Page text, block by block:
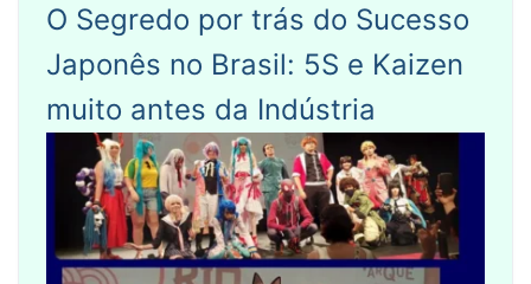
O Segredo por trás do Sucesso
Japonês no Brasil: 5S e Kaizen
muito antes da Indústria